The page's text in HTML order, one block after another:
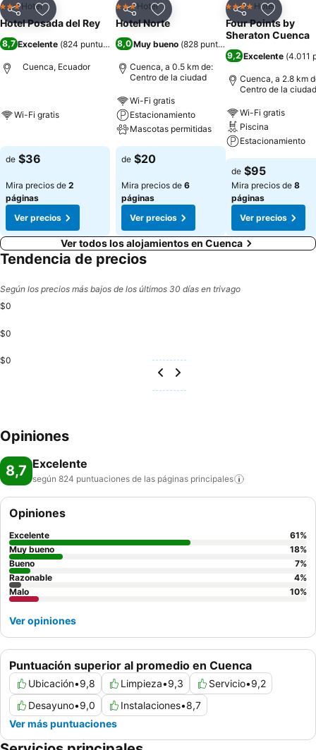
CompartirAgregar a favoritos
3 Estrellas
Hotel
Hotel Posada del Rey
8,7 Excelente (824 puntuaciones)
Cuenca, Ecuador
Wi-Fi gratis
de $36
Mira precios de 2
páginas
Ver precios
CompartirAgregar a favoritos
3 Estrellas
Hotel
Hotel Norte
8,0 Muy bueno (828 puntuaciones
Cuenca, a 0.5 km de:
Centro de la ciudad
Wi-Fi gratis
Estacionamiento
Mascotas permitidas
de $20
Mira precios de 6
páginas
Ver precios
CompartirAgregar
4 EstrellasHotel
Four Points by
Sheraton Cuenca
9,2 Excelente (4.011
Cuenca, a 2.8 km
Centro de la ciudad
Wi-Fi gratis
Piscina
Estacionamiento
de $95
Mira precios de 8
páginas
Ver precios
Ver todos los alojamientos en Cuenca
Tendencia de precios
Según los precios más bajos de los últimos 30 días en trivago
$0
$0
$0
Opiniones
8,7 Excelente
según 824 puntuaciones de las páginas principales
Puntuación superior al promedio en Cuenca
Ubicación•9,8 Limpieza•9,3 Servicio•9,2
Desayuno•9,0 Instalaciones•8,7
Ver más puntuaciones
Opiniones
Excelente 61%
Muy bueno
18%
Bueno
7%
Razonable
4%
Malo
10%
Ver opiniones